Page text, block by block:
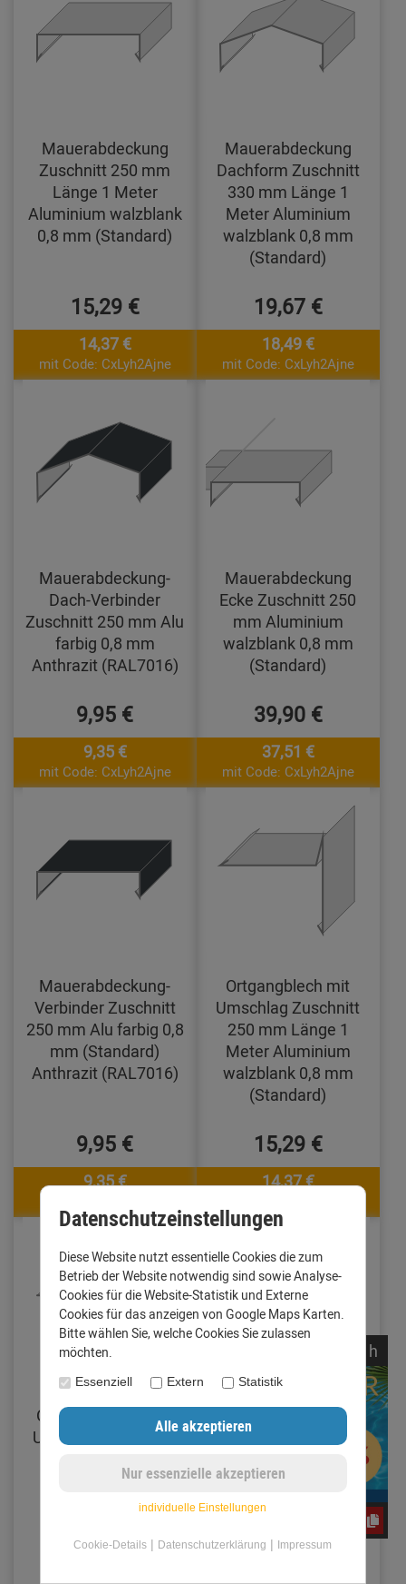
Mauerabdeckung
Zuschnitt 250 mm
Länge 1 Meter
Aluminium walzblank
0,8 mm (Standard)
15,29 €
14,37 €
mit Code: CxLyh2Ajne
Mauerabdeckung
Dachform Zuschnitt
330 mm Länge 1
Meter Aluminium
walzblank 0,8 mm
(Standard)
19,67 €
18,49 €
mit Code: CxLyh2Ajne
Mauerabdeckung-
Dach-Verbinder
Zuschnitt 250 mm Alu
farbig 0,8 mm
Anthrazit (RAL7016)
9,95 €
9,35 €
mit Code: CxLyh2Ajne
Mauerabdeckung
Ecke Zuschnitt 250
mm Aluminium
walzblank 0,8 mm
(Standard)
39,90 €
37,51 €
mit Code: CxLyh2Ajne
Mauerabdeckung-
Verbinder Zuschnitt
250 mm Alu farbig 0,8
mm (Standard)
Anthrazit (RAL7016)
9,95 €
9,35 €
Ortgangblech mit
Umschlag Zuschnitt
250 mm Länge 1
Meter Aluminium
walzblank 0,8 mm
(Standard)
15,29 €
14,37 €
Ortgangblech ohne
Umschlag Zuschnitt
Meter Aluminium
walzblank 0,8 mm
Stirnblech Zuschnitt
100 mm Länge 1
walzblank 0,8 mm
(Standard)
h
Datenschutzeinstellungen
Diese Website nutzt essentielle Cookies die zum
Betrieb der Website notwendig sind sowie Analyse-
Cookies für die Website-Statistik und Externe
Cookies für das anzeigen von Google Maps Karten.
Bitte wählen Sie, welche Cookies Sie zulassen
möchten.
Essenziell Extern Statistik
individuelle Einstellungen
Cookie-Details | Datenschutzerklärung | Impressum